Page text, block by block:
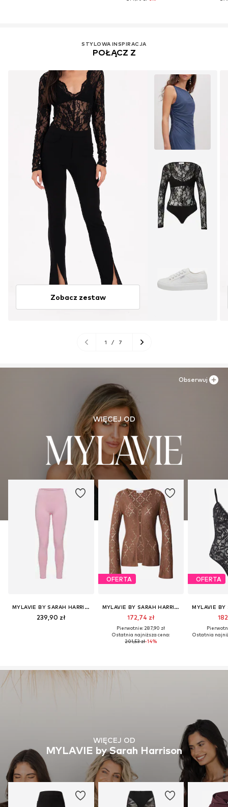
STYLOWA INSPIRACJA
POŁĄCZ Z
Zobacz zestaw
1 / 7
WIĘCEJ OD
MYLAVIE BY SARAH HARRISON
239,90 zł
OFERTA
MYLAVIE BY SARAH HARRISON
172,74 zł
Pierwotnie: 287,90 zł
Ostatnia najniższa cena:
201,53 zł-14%
OFERTA
Ostatnia
Obserwuj
WIĘCEJ OD
MYLAVIE by Sarah Harrison